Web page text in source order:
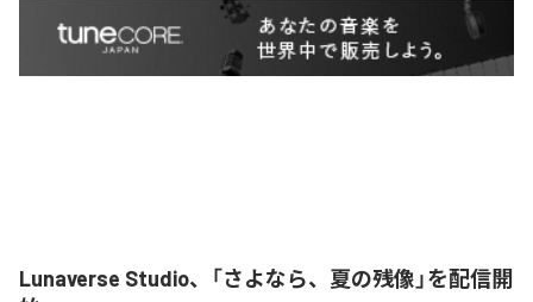
Lunaverse Studio、「さよなら、夏の残像」を配信開